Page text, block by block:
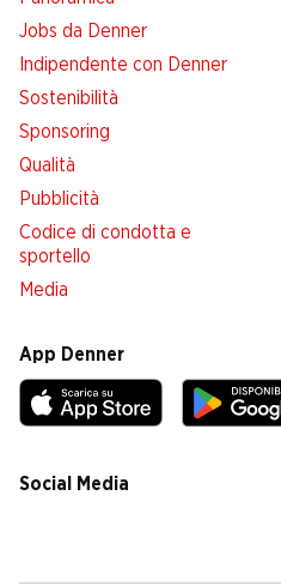
Jobs da Denner
Indipendente con Denner
Sostenibilità
Sponsoring
Qualità
Pubblicità
Codice di condotta e
sportello
Media
App Denner
Social Media